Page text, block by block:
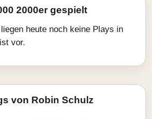
2000er gespielt
heute noch keine Plays in
vor.
von Robin Schulz